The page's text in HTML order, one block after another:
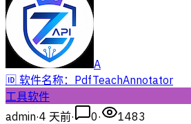
A
🆔 软件名称：PdfTeachAnnotator
工具软件
admin·4 天前· 0· 1483